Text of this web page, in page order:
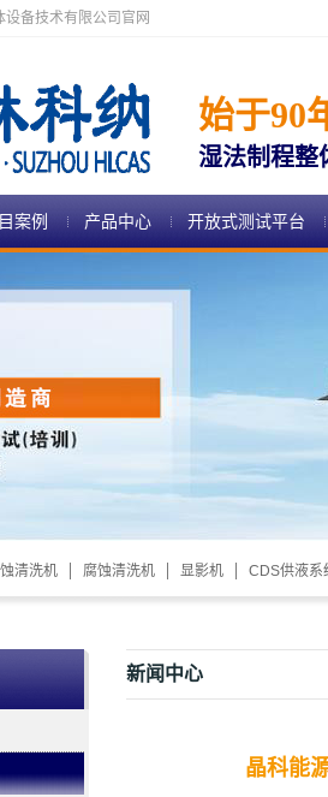
备技术有限公司官网
始于90
湿法制程整
案例 产品中心 开放式测试平台
清洗机 腐蚀清洗机 显影机 CDS供液系
新闻中心
晶科能